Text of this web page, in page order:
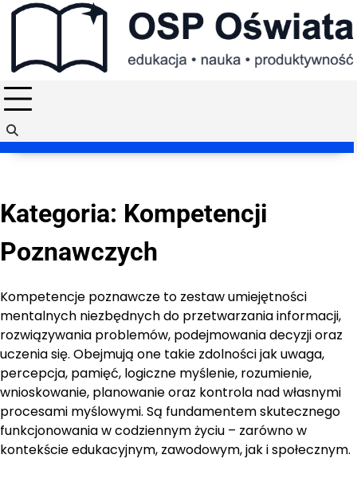
Skip
Kategoria: Kompetencji
Poznawczych
Kompetencje poznawcze to zestaw umiejętności
mentalnych niezbędnych do przetwarzania informacji,
rozwiązywania problemów, podejmowania decyzji oraz
uczenia się. Obejmują one takie zdolności jak uwaga,
percepcja, pamięć, logiczne myślenie, rozumienie,
wnioskowanie, planowanie oraz kontrola nad własnymi
procesami myślowymi. Są fundamentem skutecznego
funkcjonowania w codziennym życiu – zarówno w
kontekście edukacyjnym, zawodowym, jak i społecznym.